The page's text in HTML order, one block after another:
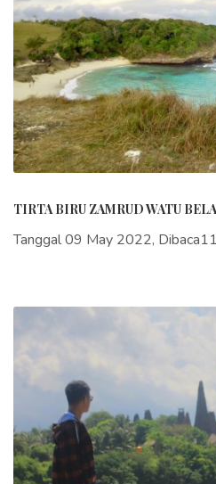
TIRTA BIRU ZAMRUD WATU
Tanggal 09 May 2022,